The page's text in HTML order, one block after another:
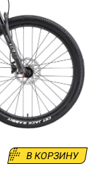
В КОРЗИНУ